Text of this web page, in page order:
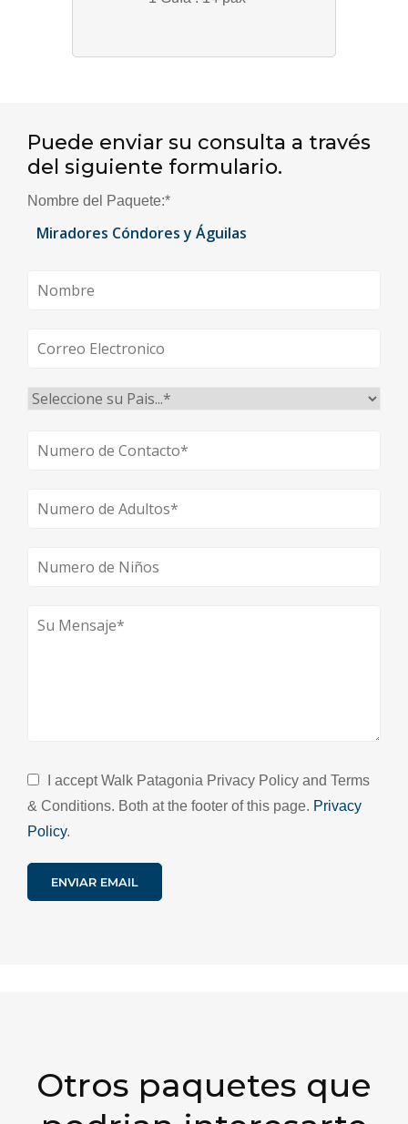
Puede enviar su consulta a través
del siguiente formulario.
Nombre del Paquete:*
I accept Walk Patagonia Privacy Policy and Terms
& Conditions. Both at the footer of this page. Privacy
Policy.
Otros paquetes que